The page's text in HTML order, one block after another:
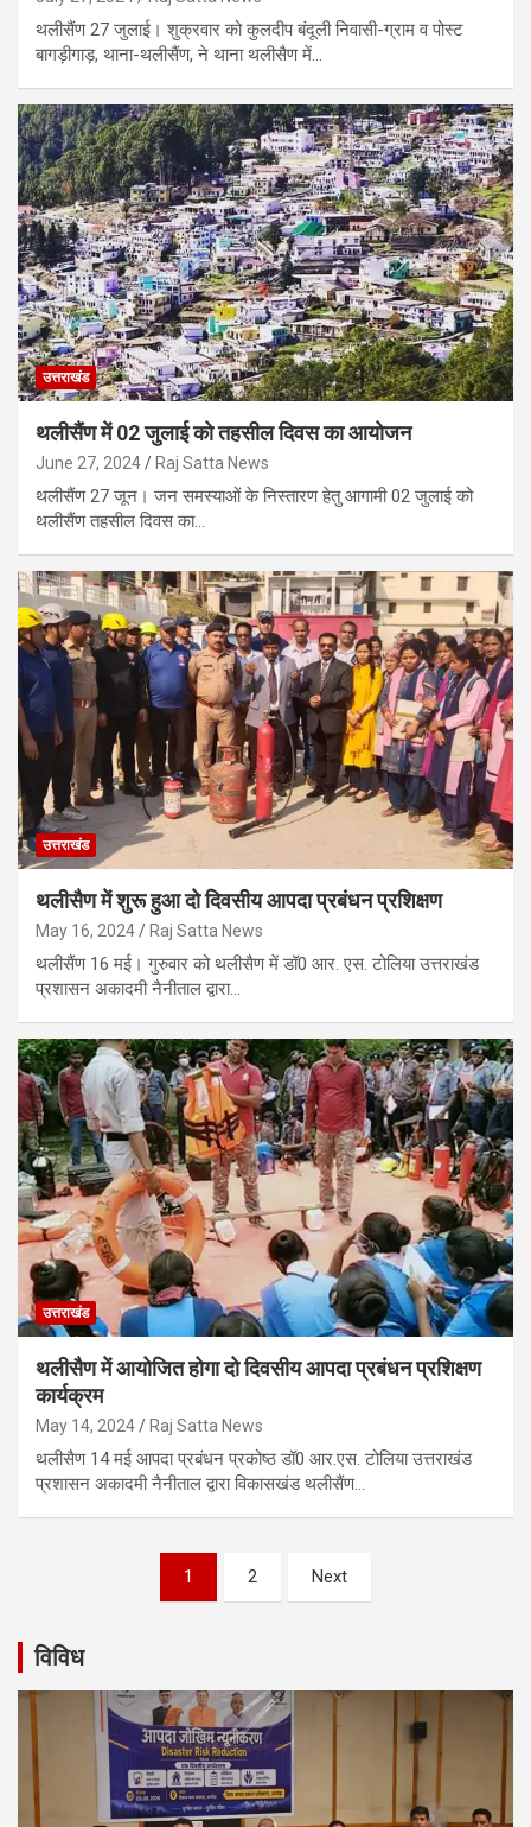
थलीसैंण 27 जुलाई। शुक्रवार को कुलदीप बंदूली निवासी-ग्राम व पोस्ट
बागड़ीगाड़, थाना-थलीसैंण, ने थाना थलीसैण में…
उत्तराखंड
थलीसैंण में 02 जुलाई को तहसील दिवस का आयोजन
June 27, 2024 Raj Satta News
थलीसैंण 27 जून। जन समस्याओं के निस्तारण हेतु आगामी 02 जुलाई को
थलीसैंण तहसील दिवस का…
उत्तराखंड
थलीसैण में शुरू हुआ दो दिवसीय आपदा प्रबंधन प्रशिक्षण
May 16, 2024 Raj Satta News
थलीसैंण 16 मई। गुरुवार को थलीसैण में डॉ0 आर. एस. टोलिया उत्तराखंड
प्रशासन अकादमी नैनीताल द्वारा…
उत्तराखंड
थलीसैण में आयोजित होगा दो दिवसीय आपदा प्रबंधन प्रशिक्षण
कार्यक्रम
May 14, 2024 Raj Satta News
थलीसैण 14 मई आपदा प्रबंधन प्रकोष्ठ डॉ0 आर.एस. टोलिया उत्तराखंड
प्रशासन अकादमी नैनीताल द्वारा विकासखंड थलीसैंण…
1 2 Next
विविध